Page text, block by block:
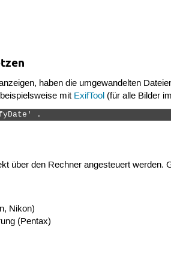
haben die umgewandelten
mit ExifTool (für alle Bilder
.
über den Rechner angesteuert werden.
Nikon)
(Pentax)